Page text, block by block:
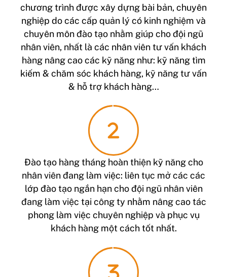
chương trình được xây dựng bài bản, chuyên
nghiệp do các cấp quản lý có kinh nghiệm và
chuyên môn đào tạo nhằm giúp cho đội ngũ
nhân viên, nhất là các nhân viên tư vấn khách
hàng nâng cao các kỹ năng như: kỹ năng tìm
kiếm & chăm sóc khách hàng, kỹ năng tư vấn
& hỗ trợ khách hàng…
Đào tạo hàng tháng hoàn thiện kỹ năng cho
nhân viên đang làm việc: liên tục mở các các
lớp đào tạo ngắn hạn cho đội ngũ nhân viên
đang làm việc tại công ty nhằm nâng cao tác
phong làm việc chuyên nghiệp và phục vụ
khách hàng một cách tốt nhất.